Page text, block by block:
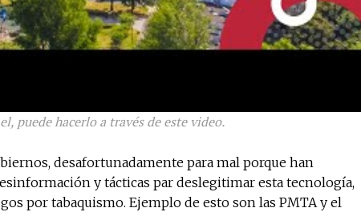
puede hacerlo a través de este video.
desafortunadamente para mal porque han
y tácticas par deslegitimar esta tecnología,
por tabaquismo. Ejemplo de esto son las PMTA y el